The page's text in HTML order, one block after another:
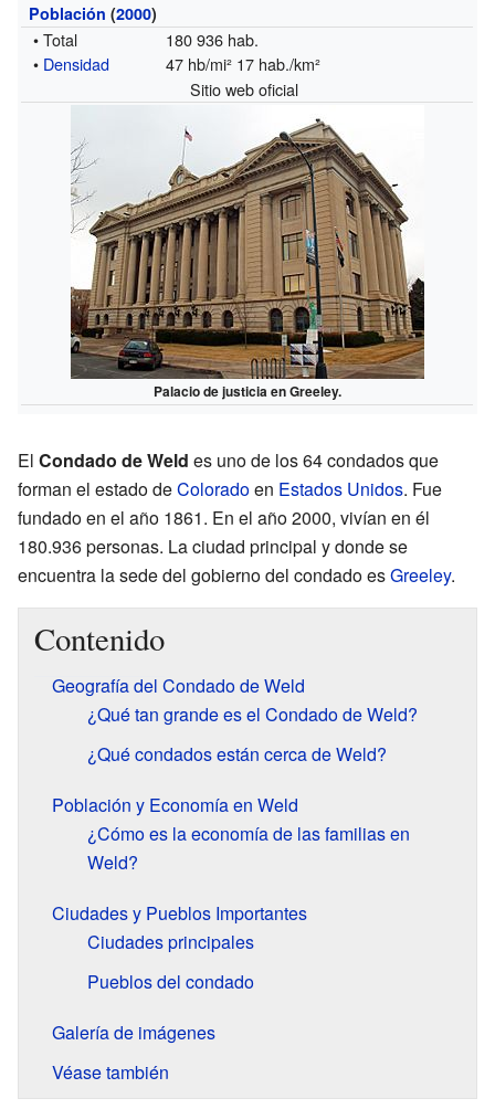
Población (2000)
• Total
180 936 hab.
• Densidad
47 hb/mi² 17 hab./km²
Sitio web oficial
Palacio de justicia en Greeley.
El Condado de Weld es uno de los 64 condados que
forman el estado deColoradoen Estados Unidos. Fue
fundado en el año 1861. En el año 2000, vivían en él
180.936 personas. La ciudad principal y donde se
encuentra la sede del gobierno del condado esGreeley.
Contenido
Geografía del Condado de Weld
¿Qué tan grande es el Condado de Weld?
¿Qué condados están cerca de Weld?
Población y Economía en Weld
¿Cómo es la economía de las familias en
Weld?
Ciudades y Pueblos Importantes
Ciudades principales
Pueblos del condado
Galería de imágenes
Véase también